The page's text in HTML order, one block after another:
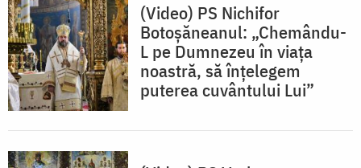
(Video) PS Nichifor
Botoșăneanul: „Chemându-
L pe Dumnezeu în viața
noastră, să înțelegem
puterea cuvântului Lui”